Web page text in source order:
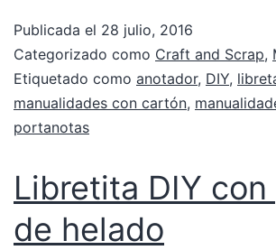
Publicada el 28 julio, 2016
Categorizado como Craft and Scrap,
Etiquetado como anotador, DIY,
manualidades con cartón,
portanotas
Libretita DIY
de helado